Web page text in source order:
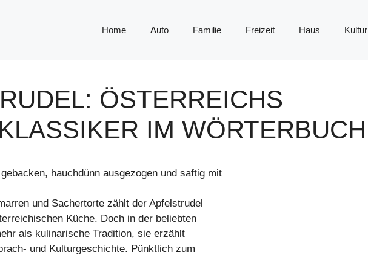
Home Auto Familie Freizeit Haus Kultur
ÖSTERREICHS
IM WÖRTERBUCH
hauchdünn ausgezogen und saftig mit
und Sachertorte zählt der Apfelstrudel
Küche. Doch in der beliebten
als kulinarische Tradition, sie erzählt
und Kulturgeschichte. Pünktlich zum